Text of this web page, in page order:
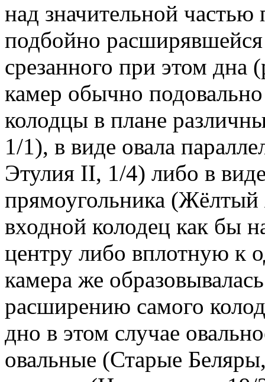
над значительной
подбойно расширявшейся
срезанного при этом дна
камер обычно
колодцы в плане
1/1), в виде овала
Этулия II, 1/4) либо в
прямоугольника
входной колодец как бы
центру либо вплотную к
камера же
расширению самого
дно в этом случае
овальные (Старые